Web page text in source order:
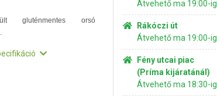
gluténmentes orsó
Átvehető ma 19:00-ig
Rákóczi út
Átvehető ma 19:00-ig
Fény utcai piac
(Príma kijáratánál)
Átvehető ma 18:30-ig